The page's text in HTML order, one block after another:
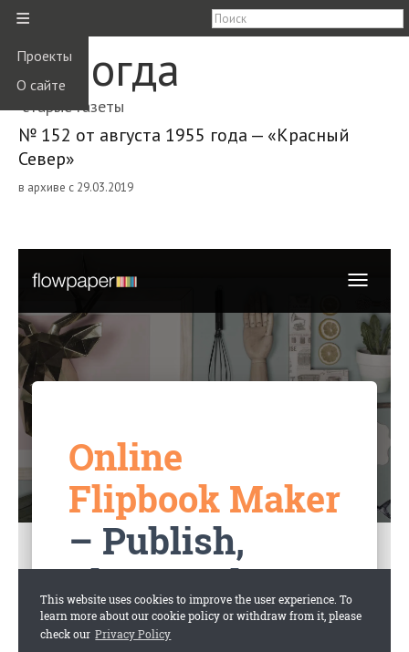
≡
Проекты
О сайте
Вологда
старые газеты
№ 152 от августа 1955 года — «Красный
Север»
в архиве с 29.03.2019